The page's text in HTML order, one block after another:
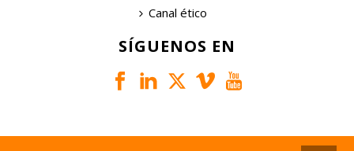
Canal ético
SÍGUENOS EN